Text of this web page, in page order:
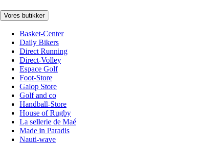
Vores butikker
Basket-Center
Daily Bikers
Direct Running
Direct-Volley
Espace Golf
Foot-Store
Galop Store
Golf and co
Handball-Store
House of Rugby
La sellerie de Maé
Made in Paradis
Nauti-wave